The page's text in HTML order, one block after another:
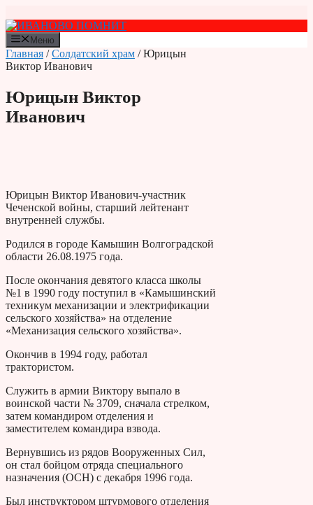
к
содержимому
Меню
Главная /Солдатский храм / Юрицын
Виктор Иванович
Юрицын Виктор
Иванович
Юрицын Виктор Иванович-участник
Чеченской войны, старший лейтенант
внутренней службы.
Родился в городе Камышин Волгоградской
области 26.08.1975 года.
После окончания девятого класса школы
№1 в 1990 году поступил в «Камышинский
техникум механизации и электрификации
сельского хозяйства» на отделение
«Механизация сельского хозяйства».
Окончив в 1994 году, работал
трактористом.
Служить в армии Виктору выпало в
воинской части № 3709, сначала стрелком,
затем командиром отделения и
заместителем командира взвода.
Вернувшись из рядов Вооруженных Сил,
он стал бойцом отряда специального
назначения (ОСН) с декабря 1996 года.
Был инструктором штурмового отделения